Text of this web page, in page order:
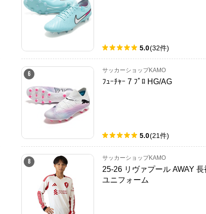
5.0(32件)
6 サッカーショップKAMO
ﾌｭｰﾁｬｰ 7 ﾌﾟﾛ HG/AG
5.0(21件)
8 サッカーショップKAMO
25-26 リヴァプール AWAY 長
ユニフォーム